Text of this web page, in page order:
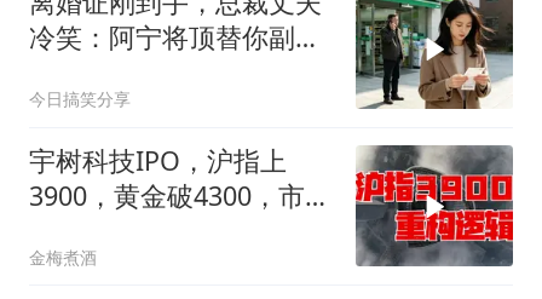
冷笑：阿宁将顶替你副总
今日搞笑分享
宇树科技IPO，沪指上
3900，黄金破4300，市场
金梅煮酒